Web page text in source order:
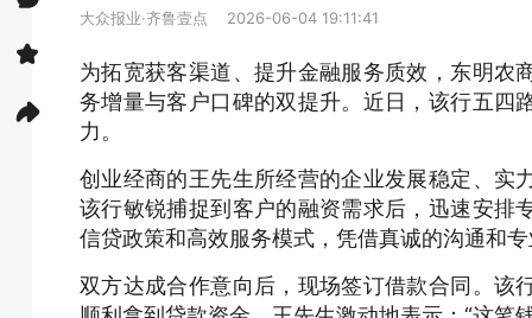
大众报业·齐鲁壹点 2026-06-04 19:11:41
为拓宽获客渠道、提升金融服务质效，东明农
务增量与客户口碑的双提升。近日，该行五四
力。
创业经商的王先生所经营的企业发展稳定、实
该行敏锐捕捉到客户的融资需求后，迅速安排
信贷政策和高效服务模式，凭借真诚的沟通和
双方达成合作意向后，现场签订借款合同。该